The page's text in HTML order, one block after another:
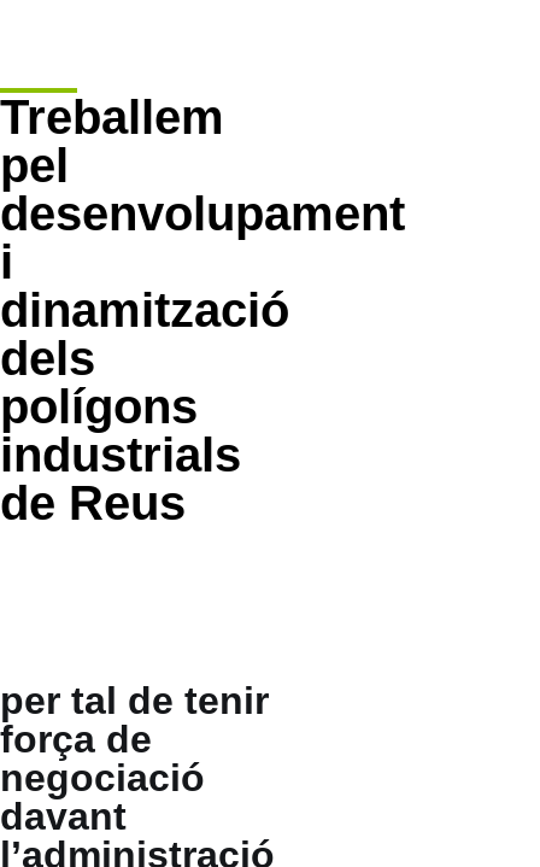
Treballem
pel
desenvolupament
i
dinamització
dels
polígons
industrials
de Reus
per tal de tenir
força de
negociació
davant
l’administració